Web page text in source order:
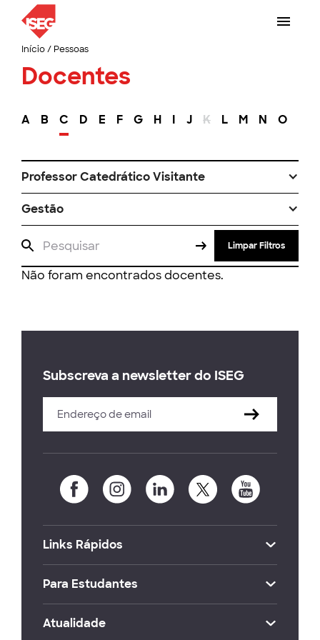
Início/ Pessoas
Docentes
A B C D E F G H I J K L M N O
Professor Catedrático Visitante
Gestão
Limpar Filtros
Não foram encontrados docentes.
Subscreva a newsletter do ISEG
Links Rápidos
Para Estudantes
Atualidade